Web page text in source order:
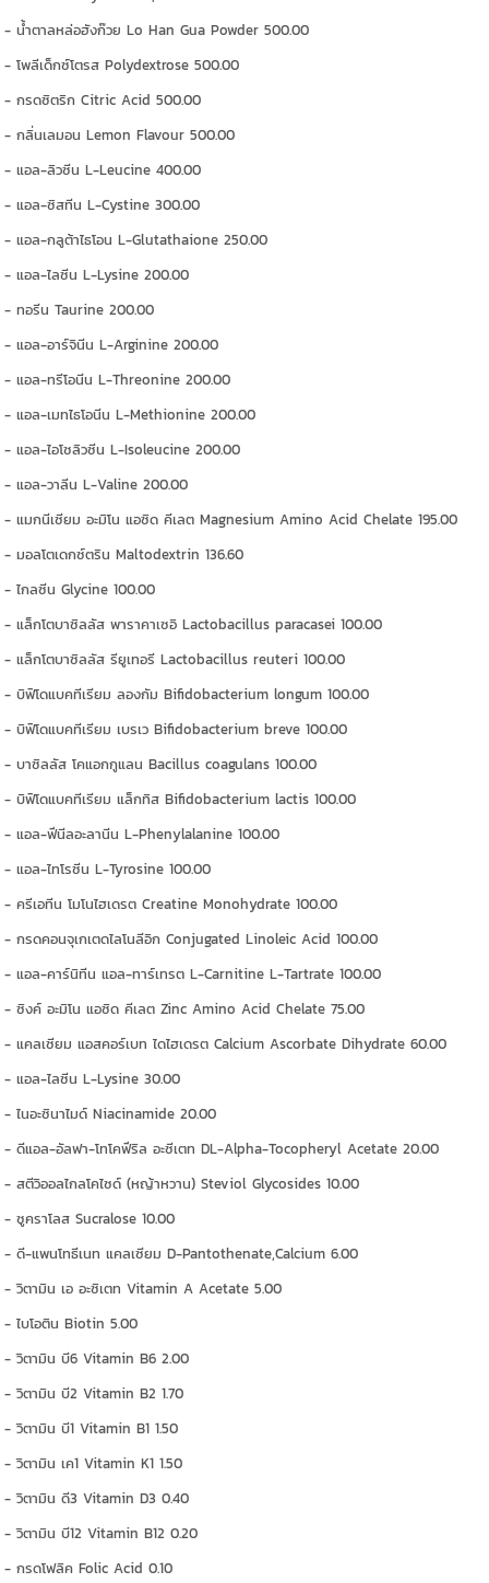
- น้ำตาลหล่อฮังก๊วย Lo Han Gua Powder 500.00
- โพลีเด็กซ์โตรส Polydextrose 500.00
- กรดซิตริก Citric Acid 500.00
- กลิ่นเลมอน Lemon Flavour 500.00
- แอล-ลิวซีน L-Leucine 400.00
- แอล-ซิสทีน L-Cystine 300.00
- แอล-กลูต้าไธโอน L-Glutathaione 250.00
- แอล-ไลซีน L-Lysine 200.00
- ทอรีน Taurine 200.00
- แอล-อาร์จินีน L-Arginine 200.00
- แอล-ทรีโอนีน L-Threonine 200.00
- แอล-เมทไธโอนีน L-Methionine 200.00
- แอล-ไอโซลิวซีน L-Isoleucine 200.00
- แอล-วาลีน L-Valine 200.00
- แมกนีเซียม อะมิโน แอซิด คีเลต Magnesium Amino Acid Chelate 195.00
- มอลโตเดกซ์ตริน Maltodextrin 136.60
- ไกลซีน Glycine 100.00
- แล็กโตบาซิลลัส พาราคาเซอิ Lactobacillus paracasei 100.00
- แล็กโตบาซิลลัส รียูเทอรี Lactobacillus reuteri 100.00
- บิฟิโดแบคทีเรียม ลองกัม Bifidobacterium longum 100.00
- บิฟิโดแบคทีเรียม เบรเว Bifidobacterium breve 100.00
- บาซิลลัส โคแอกกูแลน Bacillus coagulans 100.00
- บิฟิโดแบคทีเรียม แล็กทิส Bifidobacterium lactis 100.00
- แอล-ฟีนีลอะลานีน L-Phenylalanine 100.00
- แอล-ไทโรซีน L-Tyrosine 100.00
- ครีเอทีน โมโนไฮเดรต Creatine Monohydrate 100.00
- กรดคอนจุเกเตดไลโนลีอิก Conjugated Linoleic Acid 100.00
- แอล-คาร์นิทีน แอล-ทาร์เทรต L-Carnitine L-Tartrate 100.00
- ซิงค์ อะมิโน แอซิด คีเลต Zinc Amino Acid Chelate 75.00
- แคลเซียม แอสคอร์เบท ไดไฮเดรต Calcium Ascorbate Dihydrate 60.00
- แอล-ไลซีน L-Lysine 30.00
- ไนอะซินาไมด์ Niacinamide 20.00
- ดีแอล-อัลฟา-โทโคฟีริล อะซีเตท DL-Alpha-Tocopheryl Acetate 20.00
- สตีวิออลไกลโคไซด์ (หญ้าหวาน) Steviol Glycosides 10.00
- ซูคราโลส Sucralose 10.00
- ดี-แพนโทธีเนท แคลเซียม D-Pantothenate,Calcium 6.00
- วิตามิน เอ อะซิเตท Vitamin A Acetate 5.00
- ไบโอติน Biotin 5.00
- วิตามิน บี6 Vitamin B6 2.00
- วิตามิน บี2 Vitamin B2 1.70
- วิตามิน บี1 Vitamin B1 1.50
- วิตามิน เค1 Vitamin K1 1.50
- วิตามิน ดี3 Vitamin D3 0.40
- วิตามิน บี12 Vitamin B12 0.20
- กรดโฟลิค Folic Acid 0.10